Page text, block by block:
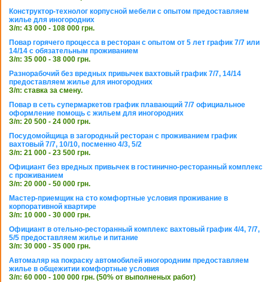
Конструктор-технолог корпусной мебели с опытом предоставляем
жилье для иногородних
З/п: 43 000 - 108 000 грн.
Повар горячего процесса в ресторан с опытом от 5 лет график 7/7 или
14/14 с обязательным проживанием
З/п: 35 000 - 38 000 грн.
Разнорабочий без вредных привычек вахтовый график 7/7, 14/14
предоставляем жилье для иногородних
З/п: ставка за смену.
Повар в сеть супермаркетов график плавающий 7/7 официальное
оформление помощь с жильем для иногородних
З/п: 20 500 - 24 000 грн.
Посудомойщица в загородный ресторан с проживанием график
вахтовый 7/7, 10/10, посменно 4/3, 5/2
З/п: 21 000 - 23 500 грн.
Официант без вредных привычек в гостинично-ресторанный комплекс
с проживанием
З/п: 20 000 - 50 000 грн.
Мастер-приемщик на сто комфортные условия проживание в
корпоративной квартире
З/п: 10 000 - 30 000 грн.
Официант в отельно-ресторанный комплекс вахтовый график 4/4, 7/7,
5/5 предоставляем жилье и питание
З/п: 30 000 - 35 000 грн.
Автомаляр на покраску автомобилей иногородним предоставляем
жилье в общежитии комфортные условия
З/п: 60 000 - 100 000 грн. (50% от выполненых работ)